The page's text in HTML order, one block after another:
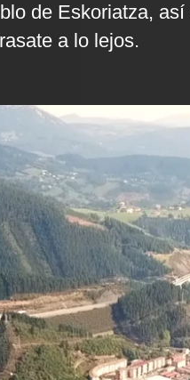
de Eskoriatza,
a lo lejos.